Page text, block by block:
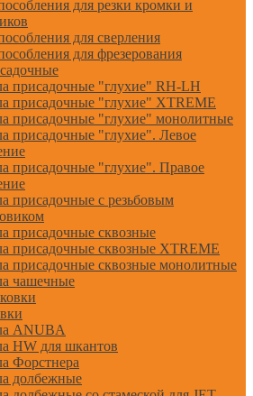
для резки кромки и
для сверления
для фрезерования
присадочные "глухие" RH-LH
присадочные "глухие" XTREME
присадочные "глухие" монолитные
присадочные "глухие". Левое
присадочные "глухие". Правое
присадочные с резьбовым
присадочные сквозные
присадочные сквозные XTREME
присадочные сквозные монолитные
чашечные
ANUBA
HW для шкантов
Форстнера
долбежные